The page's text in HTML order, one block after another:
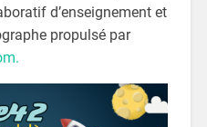
d’enseignement et
propulsé par